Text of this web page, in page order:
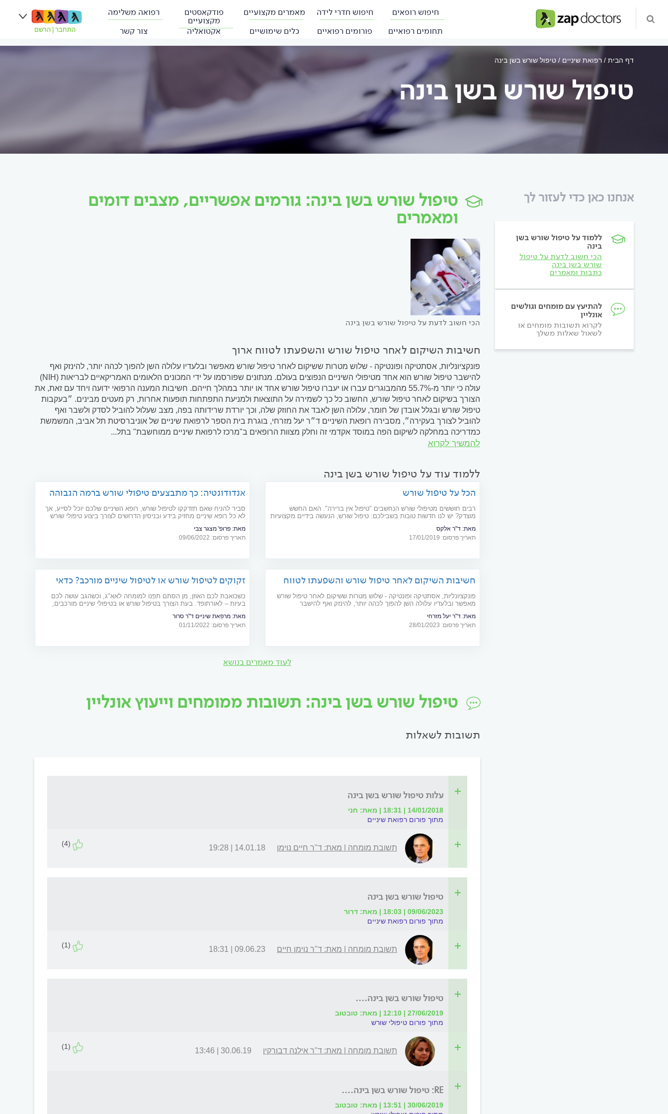
חיפוש רופאים חיפוש חדרי לידה מאמרים מקצועיים פודקאסטים
מקצועיים
רפואה משלימה
תחומים רפואיים
פורומים רפואיים כלים שימושיים אקטואליה צור קשר התחבר הרשם
דף הבית רפואת שיניים טיפול שורש בשן בינה
טיפול שורש בשן בינה
אנחנו כאן כדי לעזור לך
ללמוד על טיפול שורש בשן
בינה
הכי חשוב לדעת על טיפול
שורש בשן בינה
כתבות ומאמרים
להתיעץ עם מומחים וגולשים
אונליין
לקרוא תשובות מומחים או
לשאול שאלות משלך
טיפול שורש בשן בינה: גורמים אפשריים, מצבים דומים
ומאמרים
הכי חשוב לדעת על טיפול שורש בשן בינה
חשיבות השיקום לאחר טיפול שורש והשפעתו לטווח ארוך
פונקציונליות, אסתטיקה ופונטיקה - שלוש מטרות ששיקום לאחר טיפול שורש מאפשר ובלעדיו עלולה השן להפוך לכהה יותר, להינזק ואף
להישבר טיפול שורש הוא אחד מטיפולי השיניים הנפוצים בעולם. מנתונים שפורסמו על ידי המכונים הלאומים האמריקאיים לבריאות (NIH)
עולה כי יותר מ-55.7% מהמבוגרים עברו או יעברו טיפול שורש אחד או יותר במהלך חייהם. חשיבות המענה הרפואי ידועה ויחד עם זאת, את
הצורך בשיקום לאחר טיפול שורש, החשוב כל כך לשמירה על התוצאות ולמניעת התפתחות תופעות אחרות, רק מעטים מבינים. ״בעקבות
טיפול שורש ובגלל אובדן של חומר, עלולה השן לאבד את החוזק שלה, וכך יורדת שרידותה בפה, מצב שעלול להוביל לסדק ולשבר ואף
להוביל לצורך בעקירה״, מסבירה רופאת השיניים ד״ר יעל מזרחי, בוגרת בית הספר לרפואת שיניים של אוניברסיטת תל אביב, המשמשת
כמדריכה במחלקה לשיקום הפה במוסד אקדמי זה וחלק מצוות הרופאים ב"מרכז לרפואת שיניים ממוחשבת" בתל...
להמשיך לקרוא
ללמוד עוד על טיפול שורש בשן בינה
הכל על טיפול שורש
רבים חוששים מטיפולי שורש הנחשבים "טיפול אין ברירה". האם החשש
מוצדק? יש לנו חדשות טובות בשבילכם: טיפול שורש, הנעשה בידיים מקצועיות
תוך הקטנת הסיכון שיתעורר צורך בטיפול חוזר
מאת: ד"ר אלקס
תאריך פרסום: 17/01/2019
אנדודונטיה: כך מתבצעים טיפולי שורש ברמה הגבוהה
ביותר
סביר להניח שאם תזדקקו לטיפול שורש, רופא השיניים שלכם יוכל לסייע, אך
לא כל רופא שיניים מחזיק בידע ובניסיון הדרושים לצורך ביצוע טיפולי שורש
מומחה לאנדודונטיה, מסביר על טיפולי שורש מתקדמים
מאת: פרופ' מצגר צבי
תאריך פרסום: 09/06/2022
חשיבות השיקום לאחר טיפול שורש והשפעתו לטווח
פונקציונליות, אסתטיקה ופונטיקה - שלוש מטרות ששיקום לאחר טיפול שורש
מאפשר ובלעדיו עלולה השן להפוך לכהה יותר, להינזק ואף להישבר
מאת: ד"ר יעל מזרחי
תאריך פרסום: 28/01/2023
זקוקים לטיפול שורש או לטיפול שיניים מורכב? כדאי
שתפנו לאנדודונט
כשכואבת לכם האוזן, מן הסתם תפנו למומחה לאא"ג, וכשהגב עושה לכם
בעיות – לאורתופד. בעת הצורך בטיפול שורש או בטיפולי שיניים מורכבים,
מרפאה זו ועל יתרונותיהם על פני טיפול שיניים סטנדרטי
מאת: מרפאת שיניים ד"ר סרור
תאריך פרסום: 01/11/2022
לעוד מאמרים בנושא
טיפול שורש בשן בינה: תשובות ממומחים וייעוץ אונליין
תשובות לשאלות
עלות טיפול שורש בשן בינה
14/01/2018 | 18:31 | מאת: חני
מתוך פורום רפואת שיניים
תשובת מומחה | מאת: ד"ר חיים נוימן 14.01.18 | 19:28
(4)
טיפול שורש בשן בינה
09/06/2023 | 18:03 | מאת: דרור
מתוך פורום רפואת שיניים
תשובת מומחה | מאת: ד"ר נוימן חיים 09.06.23 | 18:31
(1)
טיפול שורש בשן בינה....
27/06/2019 | 12:10 | מאת: טובטוב
מתוך פורום טיפולי שורש
תשובת מומחה | מאת: ד"ר אילנה דבורקין 30.06.19 | 13:46
(1)
RE: טיפול שורש בשן בינה....
30/06/2019 | 13:51 | מאת: טובטוב